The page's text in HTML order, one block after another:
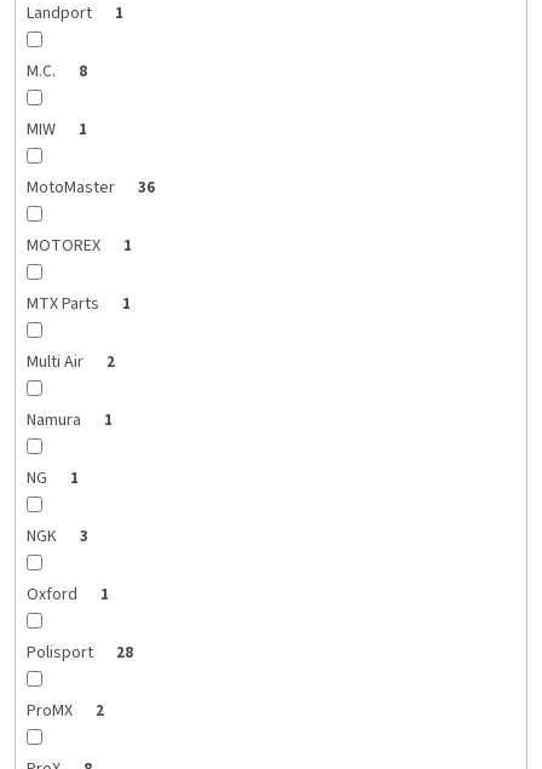
Landport 1
M.C. 8
MIW 1
MotoMaster 36
MOTOREX 1
MTX Parts 1
Multi Air 2
Namura 1
NG 1
NGK 3
Oxford 1
Polisport 28
ProMX 2